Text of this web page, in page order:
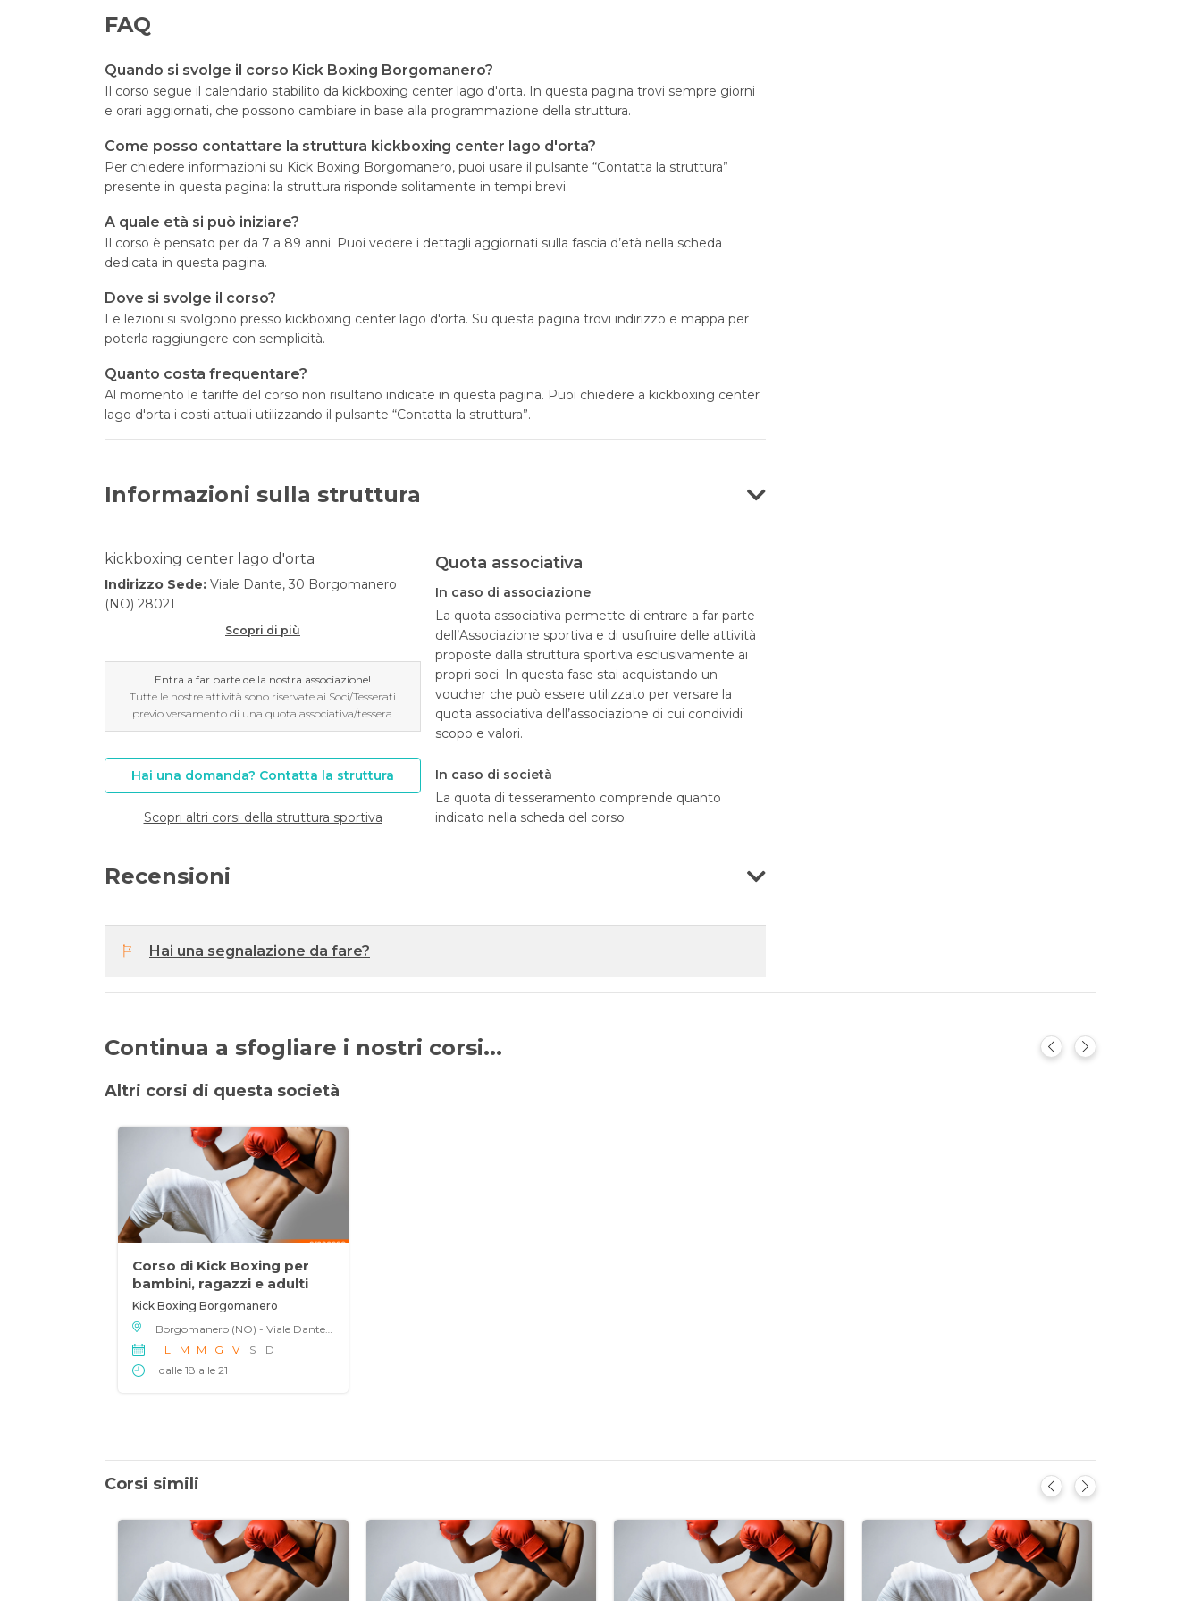
FAQ
Quando si svolge il corso Kick Boxing Borgomanero?
Il corso segue il calendario stabilito da kickboxing center lago d'orta. In questa pagina trovi sempre giorni
e orari aggiornati, che possono cambiare in base alla programmazione della struttura.
Come posso contattare la struttura kickboxing center lago d'orta?
Per chiedere informazioni su Kick Boxing Borgomanero, puoi usare il pulsante “Contatta la struttura”
presente in questa pagina: la struttura risponde solitamente in tempi brevi.
A quale età si può iniziare?
Il corso è pensato per da 7 a 89 anni. Puoi vedere i dettagli aggiornati sulla fascia d’età nella scheda
dedicata in questa pagina.
Dove si svolge il corso?
Le lezioni si svolgono presso kickboxing center lago d'orta. Su questa pagina trovi indirizzo e mappa per
poterla raggiungere con semplicità.
Quanto costa frequentare?
Al momento le tariffe del corso non risultano indicate in questa pagina. Puoi chiedere a kickboxing center
lago d'orta i costi attuali utilizzando il pulsante “Contatta la struttura”.
Informazioni sulla struttura
kickboxing center lago d'orta
Indirizzo Sede: Viale Dante, 30 Borgomanero
(NO) 28021
Scopri di più
Entra a far parte della nostra associazione!
Tutte le nostre attività sono riservate ai Soci/Tesserati
previo versamento di una quota associativa/tessera.
Hai una domanda? Contatta la struttura
Scopri altri corsi della struttura sportiva
Quota associativa
In caso di associazione
La quota associativa permette di entrare a far parte
dell’Associazione sportiva e di usufruire delle attività
proposte dalla struttura sportiva esclusivamente ai
propri soci. In questa fase stai acquistando un
voucher che può essere utilizzato per versare la
quota associativa dell’associazione di cui condividi
scopo e valori.
In caso di società
La quota di tesseramento comprende quanto
indicato nella scheda del corso.
Recensioni
Hai una segnalazione da fare?
Continua a sfogliare i nostri corsi...
Altri corsi di questa società
Corso di Kick Boxing per
bambini, ragazzi e adulti
Kick Boxing Borgomanero
L
M M G V S
D
dalle 18 alle 21
Corsi simili